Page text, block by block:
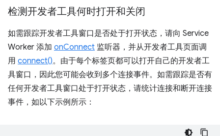
检测开发者工具何时打开和关闭
如需跟踪开发者工具窗口是否处于打开状态，请向 Service
Worker 添加 onConnect 监听器，并从开发者工具页面调
用 connect()。由于每个标签页都可以打开自己的开发者工
具窗口，因此您可能会收到多个连接事件。如需跟踪是否有
任何开发者工具窗口处于打开状态，请统计连接和断开连接
事件，如以下示例所示：